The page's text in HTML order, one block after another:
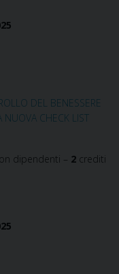
DEL BENESSERE
NUOVA CHECK LIST
dipendenti – 2 crediti